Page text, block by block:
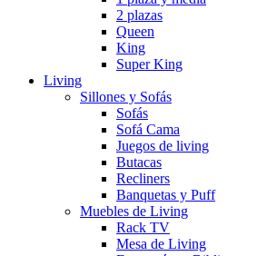
2 plazas
Queen
King
Super King
Living
Sillones y Sofás
Sofás
Sofá Cama
Juegos de living
Butacas
Recliners
Banquetas y Puff
Muebles de Living
Rack TV
Mesa de Living